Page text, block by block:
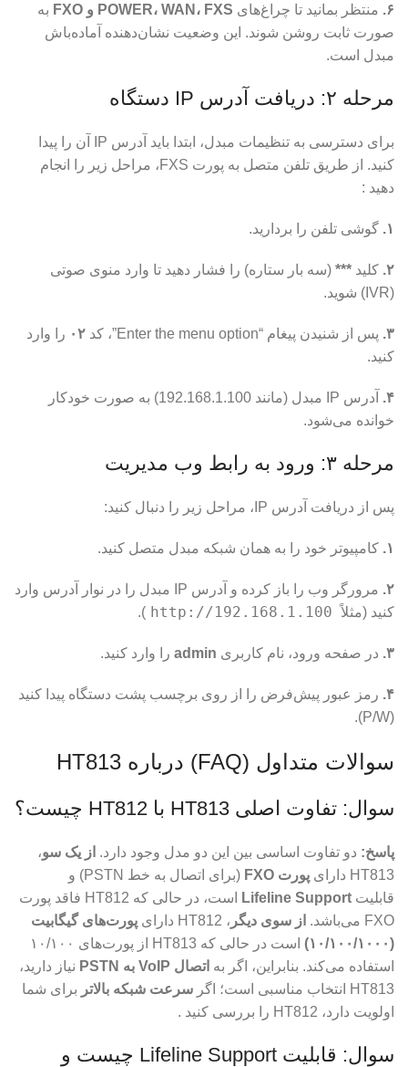
۶. منتظر بمانید تا چراغ‌های POWER، WAN، FXS و FXO
به
صورت ثابت روشن شوند. این وضعیت نشان‌دهنده آماده‌باش
مبدل است.
مرحله ۲: دریافت آدرس IP دستگاه
برای دسترسی به تنظیمات مبدل، ابتدا باید آدرس IP آن را پیدا
کنید. از طریق تلفن متصل به پورت FXS، مراحل زیر را انجام
دهید :
۱. گوشی تلفن را بردارید.
۲. کلید *** (سه بار ستاره) را فشار دهید تا وارد منوی صوتی
(IVR) شوید.
۳. پس از شنیدن پیغام “Enter the menu option”، کد ۰۲ را وارد
کنید.
۴.
آدرس IP مبدل (مانند 192.168.1.100) به صورت خودکار
خوانده می‌شود.
مرحله ۳: ورود به رابط وب مدیریت
پس از دریافت آدرس IP، مراحل زیر را دنبال کنید:
۱. کامپیوتر خود را به همان شبکه مبدل متصل کنید.
۲.
مرورگر وب را باز کرده و آدرس IP مبدل را در نوار آدرس وارد
کنید (مثلاً http://192.168.1.100
).
۳. در صفحه ورود، نام کاربری admin را وارد کنید.
۴. رمز عبور پیش‌فرض را از روی برچسب پشت دستگاه پیدا کنید
(P/W).
سوالات متداول (FAQ) درباره HT813
سوال: تفاوت اصلی HT813 با HT812 چیست؟
پاسخ: دو تفاوت اساسی بین این دو مدل وجود دارد. از یک سو،
HT813 دارای
پورت FXO
(برای اتصال به خط PSTN) و
قابلیت Lifeline Support
است، در حالی که HT812 فاقد پورت
FXO می‌باشد.
از سوی دیگر ، HT812 دارای
پورت‌های گیگابیت
(۱۰/۱۰۰/۱۰۰۰)
است در حالی که HT813 از پورت‌های ۱۰/۱۰۰
استفاده می‌کند. بنابراین، اگر به اتصال VoIP به PSTN
نیاز دارید،
HT813 انتخاب مناسبی است؛ اگر
سرعت شبکه بالاتر برای شما
اولویت دارد، HT812 را بررسی کنید .
سوال: قابلیت Lifeline Support چیست و